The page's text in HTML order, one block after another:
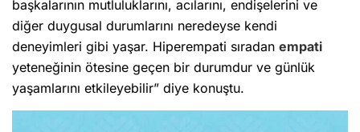
başkalarının mutluluklarını, acılarını, endişelerini ve
diğer duygusal durumlarını neredeyse kendi
deneyimleri gibi yaşar. Hiperempati sıradan empati
yeteneğinin ötesine geçen bir durumdur ve günlük
yaşamlarını etkileyebilir” diye konuştu.